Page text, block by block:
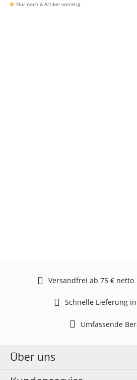
Nur noch 4 Artikel vorrätig
Versandfrei ab 75 €
Schnelle Lieferung
Umfassende
Über uns